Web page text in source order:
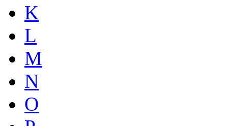
K
L
M
N
O